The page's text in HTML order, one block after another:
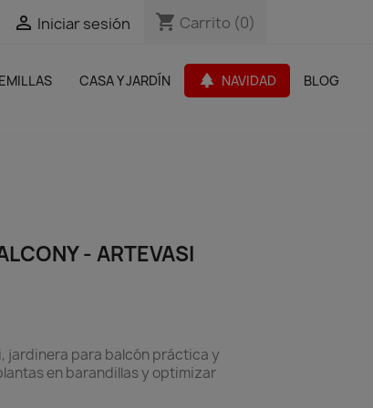
 Iniciar sesión shopping_cart Carrito (0)
 Iniciar sesión shopping_cart Carrito (0)
CASA Y JARDÍN park NAVIDAD BLOG
- ARTEVASI
jardinera para balcón práctica y
en barandillas y optimizar